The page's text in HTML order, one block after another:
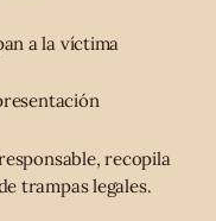
a la víctima
recopila
trampas legales.